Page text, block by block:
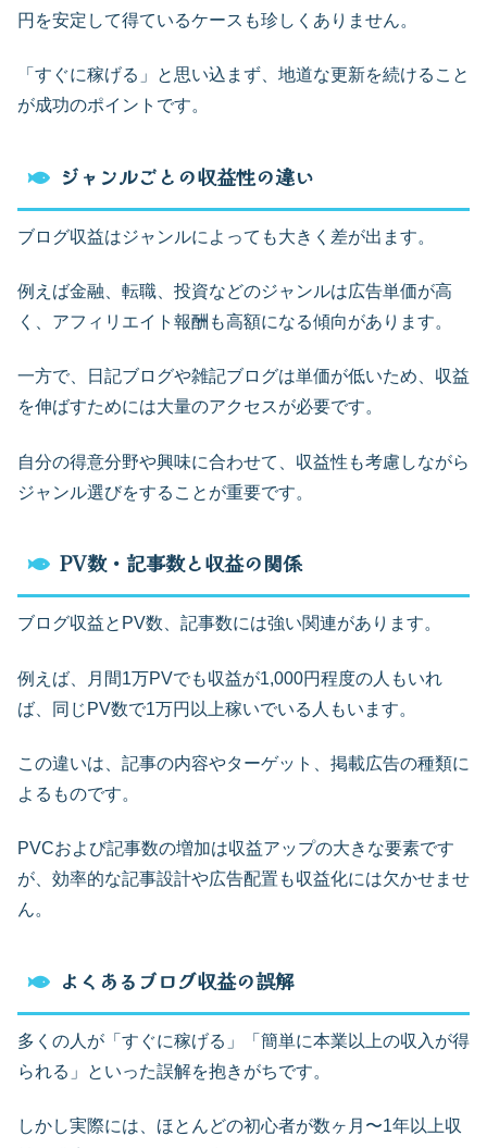
円を安定して得ているケースも珍しくありません。
「すぐに稼げる」と思い込まず、地道な更新を続けること
が成功のポイントです。
ジャンルごとの収益性の違い
ブログ収益はジャンルによっても大きく差が出ます。
例えば金融、転職、投資などのジャンルは広告単価が高
く、アフィリエイト報酬も高額になる傾向があります。
一方で、日記ブログや雑記ブログは単価が低いため、収益
を伸ばすためには大量のアクセスが必要です。
自分の得意分野や興味に合わせて、収益性も考慮しながら
ジャンル選びをすることが重要です。
PV数・記事数と収益の関係
ブログ収益とPV数、記事数には強い関連があります。
例えば、月間1万PVでも収益が1,000円程度の人もいれ
ば、同じPV数で1万円以上稼いでいる人もいます。
この違いは、記事の内容やターゲット、掲載広告の種類に
よるものです。
PVCおよび記事数の増加は収益アップの大きな要素です
が、効率的な記事設計や広告配置も収益化には欠かせませ
ん。
よくあるブログ収益の誤解
多くの人が「すぐに稼げる」「簡単に本業以上の収入が得
られる」といった誤解を抱きがちです。
しかし実際には、ほとんどの初心者が数ヶ月〜1年以上収